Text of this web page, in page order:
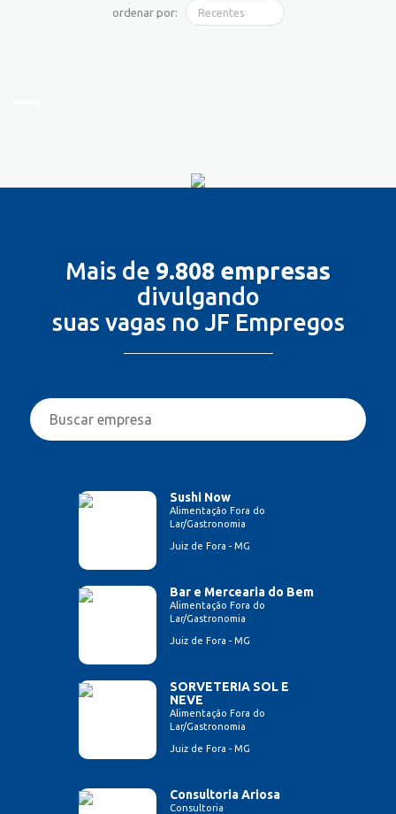
ordenar por:
Mais de 9.808 empresas
divulgando
suas vagas no JF Empregos
Sushi Now
Alimentação Fora do
Lar/Gastronomia
Juiz de Fora - MG
Bar e Mercearia do Bem
Alimentação Fora do
Lar/Gastronomia
Juiz de Fora - MG
SORVETERIA SOL E
NEVE
Alimentação Fora do
Lar/Gastronomia
Juiz de Fora - MG
Consultoria Ariosa
Consultoria